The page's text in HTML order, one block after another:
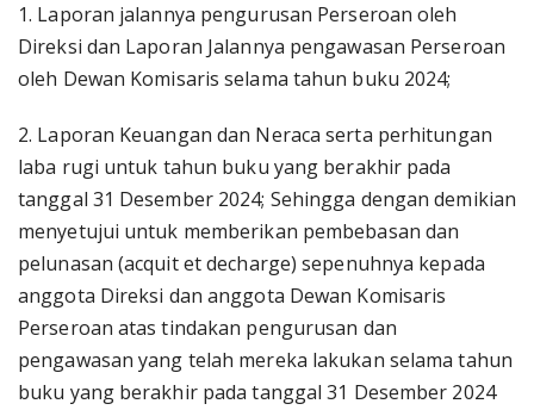
1. Laporan jalannya pengurusan Perseroan oleh
Direksi dan Laporan Jalannya pengawasan Perseroan
oleh Dewan Komisaris selama tahun buku 2024;
2. Laporan Keuangan dan Neraca serta perhitungan
laba rugi untuk tahun buku yang berakhir pada
tanggal 31 Desember 2024; Sehingga dengan demikian
menyetujui untuk memberikan pembebasan dan
pelunasan (acquit et decharge) sepenuhnya kepada
anggota Direksi dan anggota Dewan Komisaris
Perseroan atas tindakan pengurusan dan
pengawasan yang telah mereka lakukan selama tahun
buku yang berakhir pada tanggal 31 Desember 2024